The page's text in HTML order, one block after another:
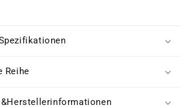
Reihe